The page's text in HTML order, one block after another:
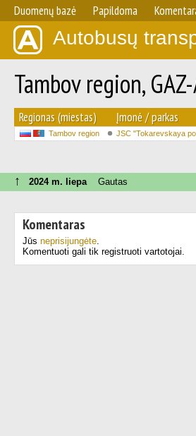
Duomenų bazė Papildoma
Autobusų
Tambov region,
Regionas (miestas) Įmonė / parkas
Tambov region JSC "Tokarevskaya
↑ 2024 m. liepaGautas
Komentaras
Jūs neprisijungėte.
Komentuoti gali tik registruoti vartotojai.